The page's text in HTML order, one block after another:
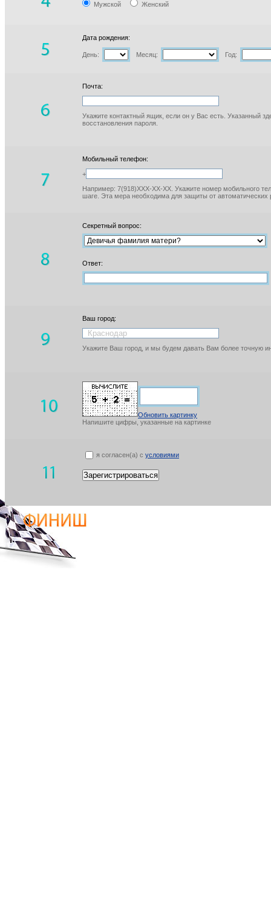
Мужской Женский
Дата рождения:
День: Месяц: Год:
Почта:
Укажите контактный ящик, если он у Вас есть. Указанный
восстановления пароля.
Мобильный телефон:
+
Например: 7(918)XXX-XX-XX. Укажите номер мобильного
шаге. Эта мера необходима для защиты от автоматических
Секретный вопрос:
Ответ:
Ваш город:
Укажите Ваш город, и мы будем давать Вам более точную
Обновить картинку
Напишите цифры, указанные на картинке
я согласен(а) с условиями
Зарегистрироваться